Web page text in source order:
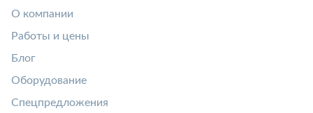
О компании
Работы и цены
Блог
Оборудование
Спецпредложения